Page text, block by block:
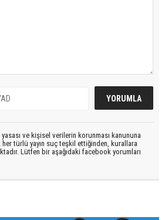
ve kişisel verilerin korunması kanununa
türlü yayın suç teşkil ettiğinden, kurallara
Lütfen bir aşağıdaki facebook yorumları